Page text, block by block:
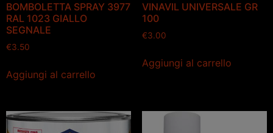
BOMBOLETTA SPRAY 3977
RAL 1023 GIALLO
SEGNALE
€3.50
Aggiungi al carrello
VINAVIL UNIVERSALE GR
100
€3.00
Aggiungi al carrello